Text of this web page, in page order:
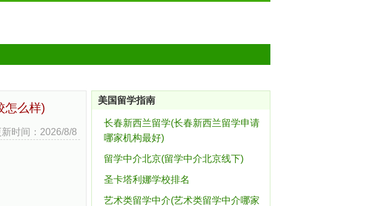
怎么样)
时间：2026/8/8
美国留学指南
长春新西兰留学(长春新西兰留学申请
哪家机构最好)
留学中介北京(留学中介北京线下)
圣卡塔利娜学校排名
艺术类留学中介(艺术类留学中介哪家